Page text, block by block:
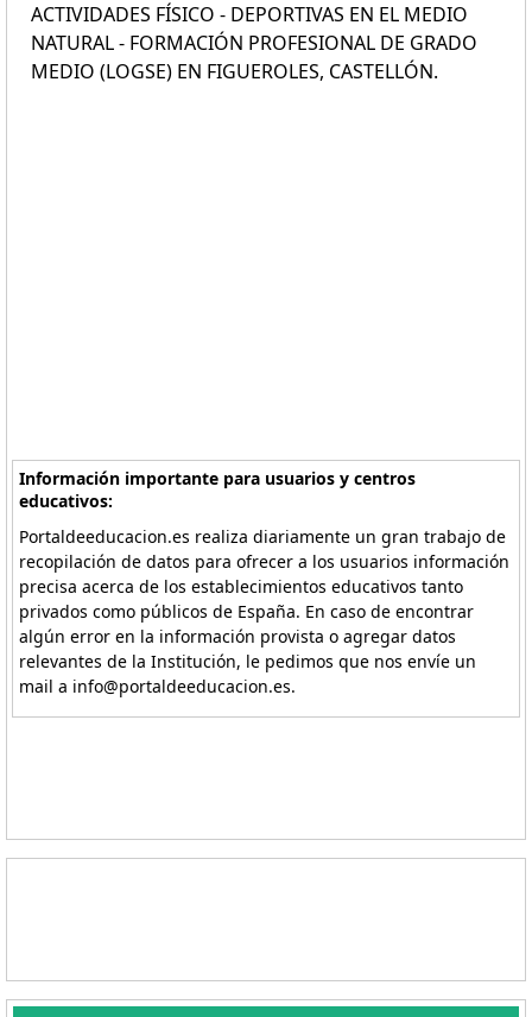
ACTIVIDADES FÍSICO - DEPORTIVAS EN EL MEDIO
NATURAL - FORMACIÓN PROFESIONAL DE GRADO
MEDIO (LOGSE) EN FIGUEROLES, CASTELLÓN.
Información importante para usuarios y centros
educativos:
Portaldeeducacion.es realiza diariamente un gran trabajo de
recopilación de datos para ofrecer a los usuarios información
precisa acerca de los establecimientos educativos tanto
privados como públicos de España. En caso de encontrar
algún error en la información provista o agregar datos
relevantes de la Institución, le pedimos que nos envíe un
mail a info@portaldeeducacion.es.